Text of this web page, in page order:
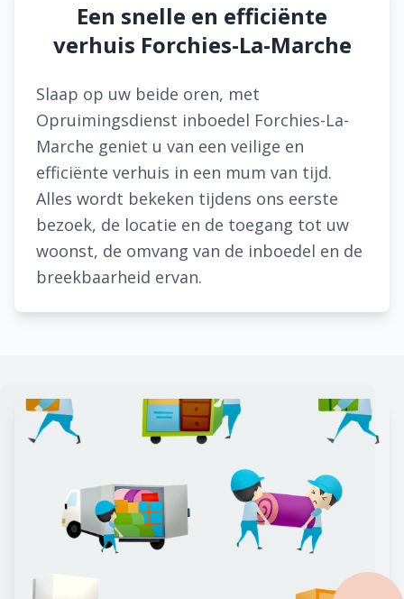
Een snelle en efficiënte
verhuis Forchies-La-Marche
Slaap op uw beide oren, met
Opruimingsdienst inboedel Forchies-La-
Marche geniet u van een veilige en
efficiënte verhuis in een mum van tijd.
Alles wordt bekeken tijdens ons eerste
bezoek, de locatie en de toegang tot uw
woonst, de omvang van de inboedel en de
breekbaarheid ervan.